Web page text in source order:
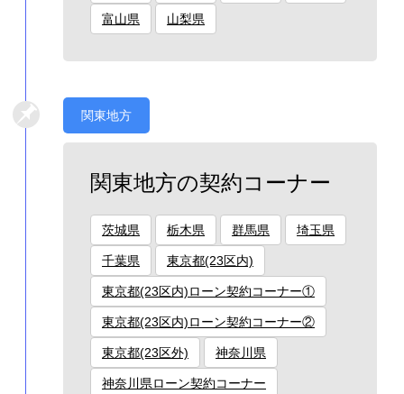
富山県 山梨県
関東地方
関東地方の契約コーナー
茨城県 栃木県 群馬県 埼玉県
千葉県 東京都(23区内)
東京都(23区内)ローン契約コーナー①
東京都(23区内)ローン契約コーナー②
東京都(23区外) 神奈川県
神奈川県ローン契約コーナー